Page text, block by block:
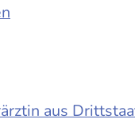
aus